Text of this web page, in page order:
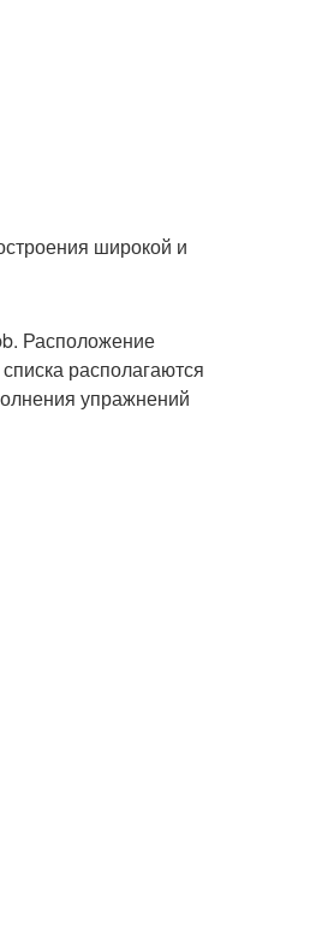
широкой и
Расположение
располагаются
упражнений